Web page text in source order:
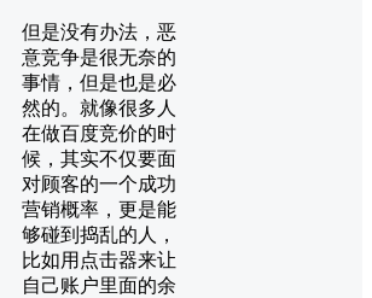
但是没有办法，恶
意竞争是很无奈的
事情，但是也是必
然的。就像很多人
在做百度竞价的时
候，其实不仅要面
对顾客的一个成功
营销概率，更是能
够碰到捣乱的人，
比如用点击器来让
自己账户里面的余